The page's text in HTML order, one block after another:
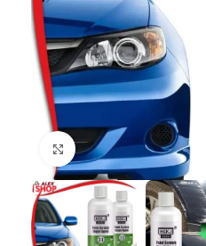
Kliknite da uvećate